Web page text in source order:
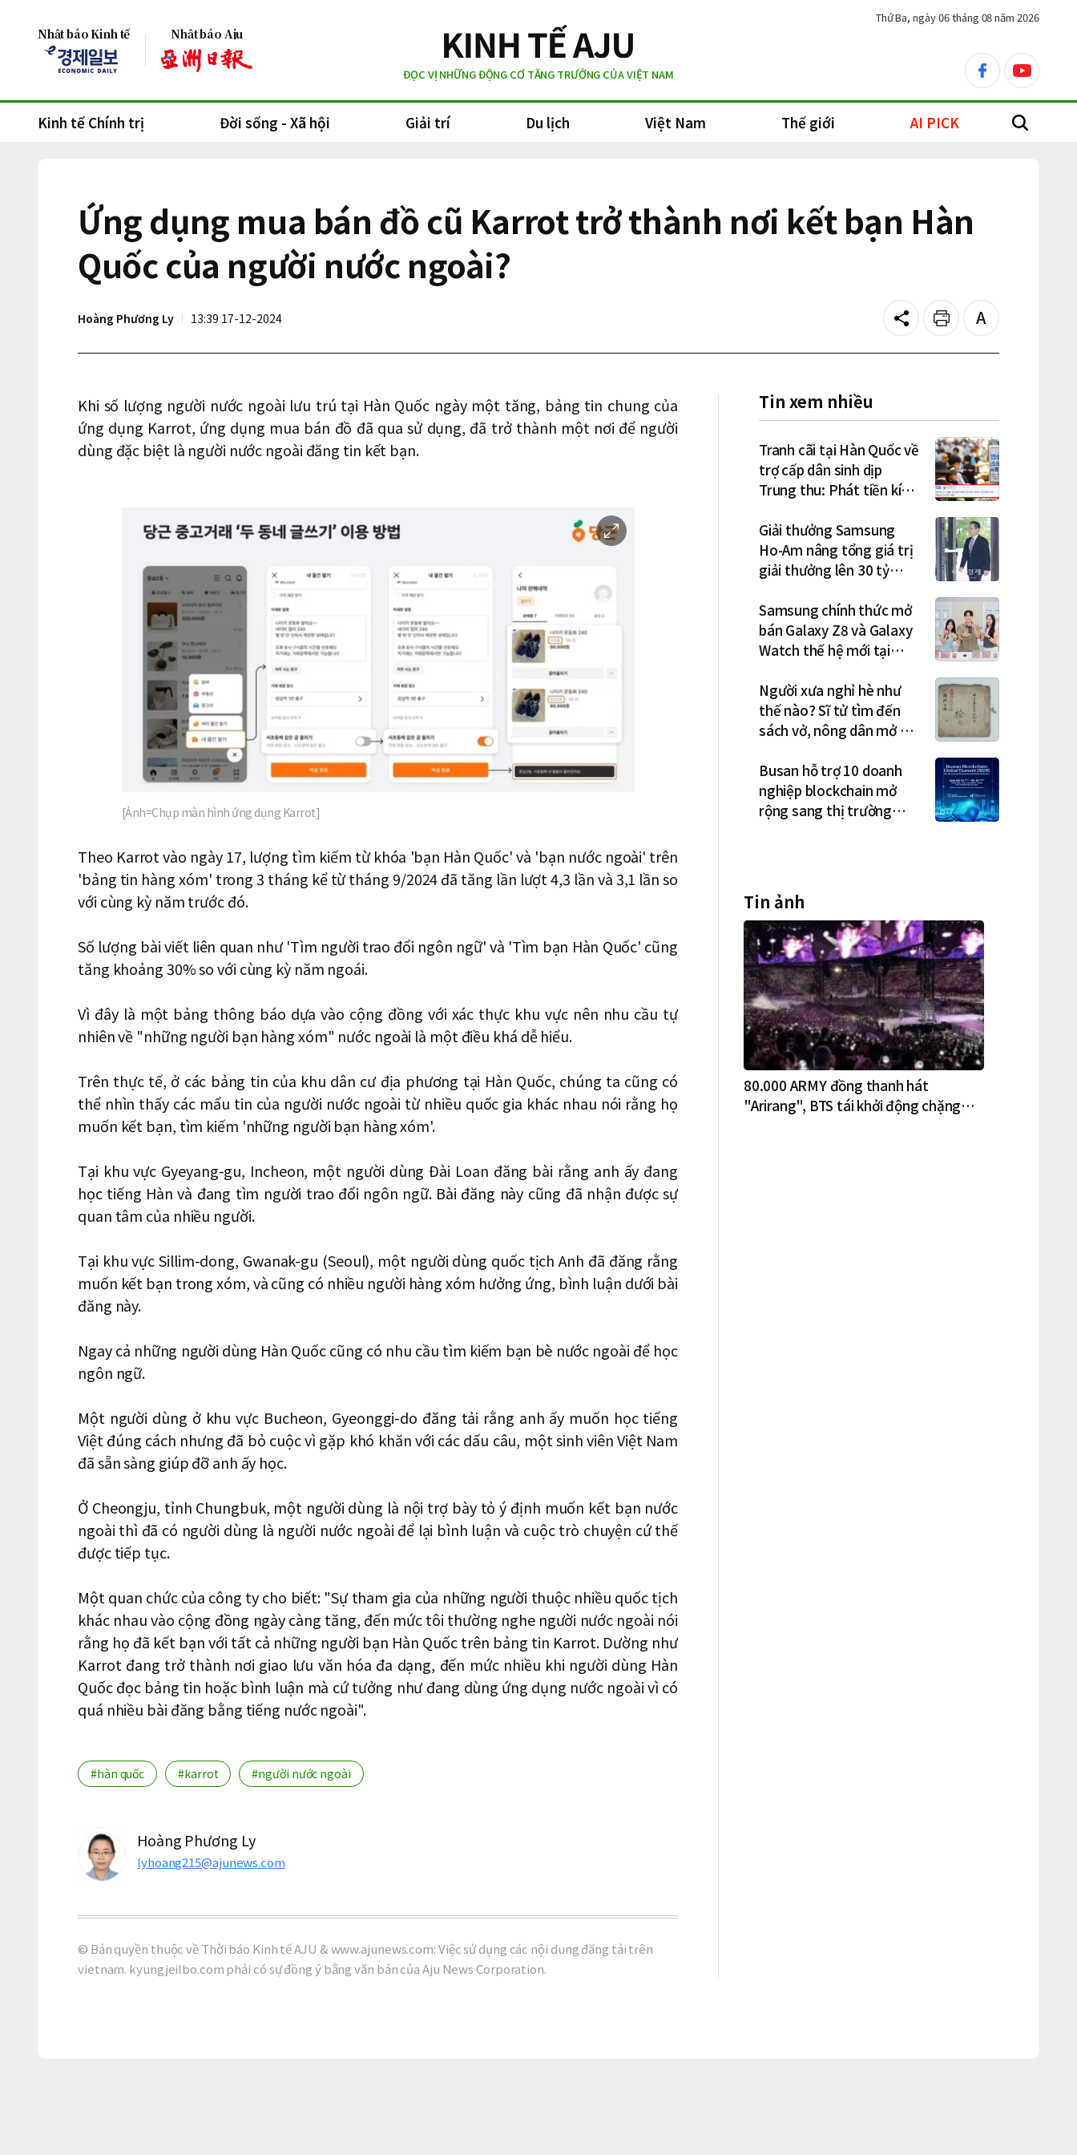
Nhật báo Kinh tế Nhật báo Aju
ĐỌC VỊ NHỮNG ĐỘNG CƠ TĂNG TRƯỞNG CỦA VIỆT NAM
facebookyoutube
Thứ Ba, ngày 06 tháng 08 năm 2026
Kinh tế Chính trị Đời sống - Xã hội Giải trí Du lịch Việt Nam Thế giới AI PICK search
Ứng dụng mua bán đồ cũ Karrot trở thành nơi kết bạn Hàn
Quốc của người nước ngoài?
Hoàng Phương Ly 13:39 17-12-2024 Share Print
Text
size
Khi số lượng người nước ngoài lưu trú tại Hàn Quốc ngày một tăng, bảng tin chung của
ứng dụng Karrot, ứng dụng mua bán đồ đã qua sử dụng, đã trở thành một nơi để người
dùng đặc biệt là người nước ngoài đăng tin kết bạn.
이
미
확
대
[Ảnh=Chụp màn hình ứng dụng Karrot]
Theo Karrot vào ngày 17, lượng tìm kiếm từ khóa 'bạn Hàn Quốc' và 'bạn nước ngoài' trên
'bảng tin hàng xóm' trong 3 tháng kể từ tháng 9/2024 đã tăng lần lượt 4,3 lần và 3,1 lần so
với cùng kỳ năm trước đó.
Số lượng bài viết liên quan như 'Tìm người trao đổi ngôn ngữ' và 'Tìm bạn Hàn Quốc' cũng
tăng khoảng 30% so với cùng kỳ năm ngoái.
Vì đây là một bảng thông báo dựa vào cộng đồng với xác thực khu vực nên nhu cầu tự
nhiên về "những người bạn hàng xóm" nước ngoài là một điều khá dễ hiểu.
Trên thực tế, ở các bảng tin của khu dân cư địa phương tại Hàn Quốc, chúng ta cũng có
thể nhìn thấy các mẩu tin của người nước ngoài từ nhiều quốc gia khác nhau nói rằng họ
muốn kết bạn, tìm kiếm 'những người bạn hàng xóm'.
Tại khu vực Gyeyang-gu, Incheon, một người dùng Đài Loan đăng bài rằng anh ấy đang
học tiếng Hàn và đang tìm người trao đổi ngôn ngữ. Bài đăng này cũng đã nhận được sự
quan tâm của nhiều người.
Tại khu vực Sillim-dong, Gwanak-gu (Seoul), một người dùng quốc tịch Anh đã đăng rằng
muốn kết bạn trong xóm, và cũng có nhiều người hàng xóm hưởng ứng, bình luận dưới bài
đăng này.
Ngay cả những người dùng Hàn Quốc cũng có nhu cầu tìm kiếm bạn bè nước ngoài để học
ngôn ngữ.
Một người dùng ở khu vực Bucheon, Gyeonggi-do đăng tải rằng anh ấy muốn học tiếng
Việt đúng cách nhưng đã bỏ cuộc vì gặp khó khăn với các dấu câu, một sinh viên Việt Nam
đã sẵn sàng giúp đỡ anh ấy học.
Ở Cheongju, tỉnh Chungbuk, một người dùng là nội trợ bày tỏ ý định muốn kết bạn nước
ngoài thì đã có người dùng là người nước ngoài để lại bình luận và cuộc trò chuyện cứ thế
được tiếp tục.
Một quan chức của công ty cho biết: "Sự tham gia của những người thuộc nhiều quốc tịch
khác nhau vào cộng đồng ngày càng tăng, đến mức tôi thường nghe người nước ngoài nói
rằng họ đã kết bạn với tất cả những người bạn Hàn Quốc trên bảng tin Karrot. Dường như
Karrot đang trở thành nơi giao lưu văn hóa đa dạng, đến mức nhiều khi người dùng Hàn
Quốc đọc bảng tin hoặc bình luận mà cứ tưởng như đang dùng ứng dụng nước ngoài vì có
quá nhiều bài đăng bằng tiếng nước ngoài".
#hàn quốc #karrot #người nước ngoài
Hoàng Phương Ly
lyhoang215@ajunews.com
© Bản quyền thuộc về Thời báo Kinh tế AJU & www.ajunews.com: Việc sử dụng các nội dung đăng tải trên
vietnam. kyungjeilbo.com phải có sự đồng ý bằng văn bản của Aju News Corporation.
Tin xem nhiều
Tranh cãi tại Hàn Quốc về
trợ cấp dân sinh dịp
Trung thu: Phát tiền kích
tương lai?
Giải thưởng Samsung
Ho-Am nâng tổng giá trị
giải thưởng lên 30 tỷ
yong tham dự lễ trao giải
năm thứ 5 liên tiếp
Samsung chính thức mở
bán Galaxy Z8 và Galaxy
Watch thế hệ mới tại
triệu đơn đặt trước
Người xưa nghỉ hè như
thế nào? Sĩ tử tìm đến
sách vở, nông dân mở hội
Busan hỗ trợ 10 doanh
nghiệp blockchain mở
rộng sang thị trường
Tin ảnh
80.000 ARMY đồng thanh hát
"Arirang", BTS tái khởi động chặng